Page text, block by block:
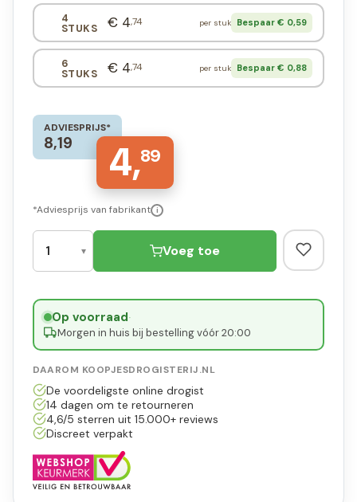
4
STUKS € 4,74 per stuk Bespaar € 0,59
6
STUKS € 4,74 per stuk Bespaar € 0,88
ADVIESPRIJS*
8,19 4,89
*Adviesprijs van fabrikant i
Voeg toe
Op voorraad·
Morgen in huis bij bestelling vóór 20:00
DAAROM KOOPJESDROGISTERIJ.NL
De voordeligste online drogist
14 dagen om te retourneren
4,6/5 sterren uit 15.000+ reviews
Discreet verpakt